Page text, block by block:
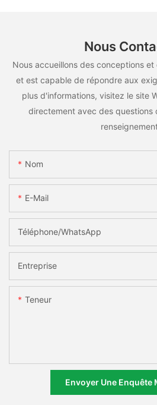
Nous
Nous accueillons des conceptions
et est capable de répondre aux
plus d'informations, visitez le site
directement avec des questions
Nom
E-Mail
Téléphone/WhatsApp
Entreprise
Teneur
Envoyer Une Enquête